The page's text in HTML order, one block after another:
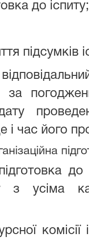
до іспиту;
підсумків
за
і час його
з усіма